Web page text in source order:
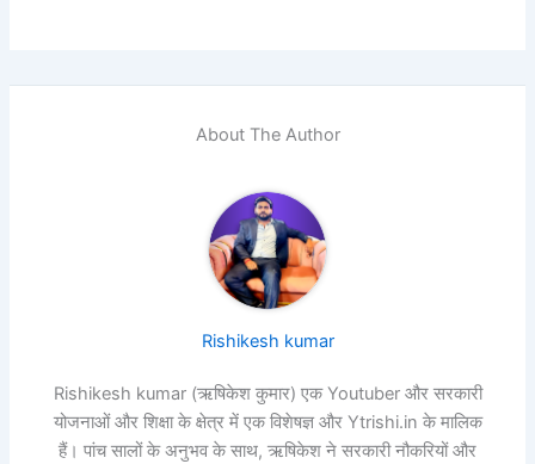
About The Author
Rishikesh kumar
Rishikesh kumar (ऋषिकेश कुमार) एक Youtuber और सरकारी
योजनाओं और शिक्षा के क्षेत्र में एक विशेषज्ञ और Ytrishi.in के मालिक
हैं। पांच सालों के अनुभव के साथ, ऋषिकेश ने सरकारी नौकरियों और